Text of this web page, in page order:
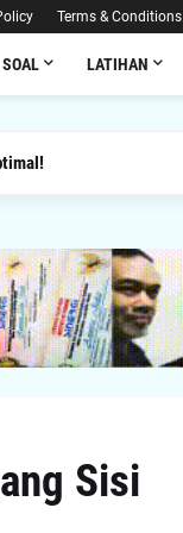
Terms & Conditions
SOAL LATIHAN
Sisi